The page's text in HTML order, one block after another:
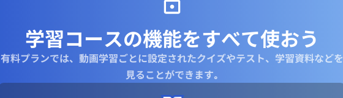
学習コースの機能をすべて使おう
有料プランでは、動画学習ごとに設定されたクイズやテスト、学習資料などを
見ることができます｡